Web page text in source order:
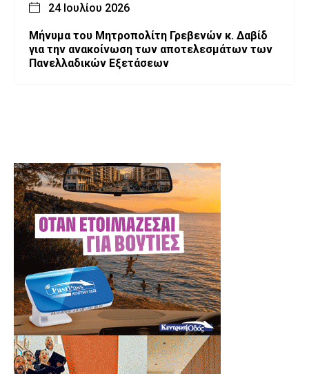
24 Ιουλίου 2026
Μήνυμα του Μητροπολίτη Γρεβενών κ. Δαβίδ
για την ανακοίνωση των αποτελεσμάτων των
Πανελλαδικών Εξετάσεων